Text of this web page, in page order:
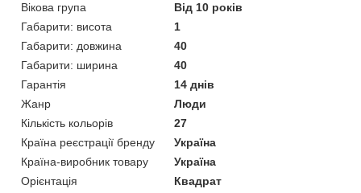
Вікова група
Від 10 років
Габарити: висота
1
Габарити: довжина
40
Габарити: ширина
40
Гарантія
14 днів
Жанр
Люди
Кількість кольорів
27
Країна реєстрації бренду
Україна
Країна-виробник товару
Україна
Орієнтація
Квадрат